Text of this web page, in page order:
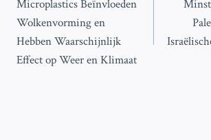
navigatie
Microplastics Beïnvloeden
Wolkenvorming en
Hebben Waarschijnlijk
Effect op Weer en Klimaat